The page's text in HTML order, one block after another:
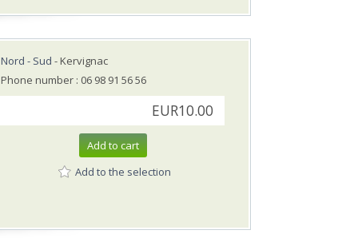
Nord - Sud - Kervignac
Phone number : 06 98 91 56 56
EUR10.00
Add to cart
Add to the selection